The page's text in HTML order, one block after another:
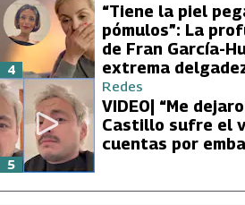
“Tiene la piel
pómulos”: La
de Fran García-
extrema
4
Redes
VIDEO| “Me
Castillo sufre el
cuentas por
5